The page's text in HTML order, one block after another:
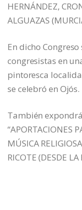
HERNÁNDEZ,
ALGUAZAS
En dicho
congresistas en
pintoresca
se celebró en Ojós.
También
“APORTACIONES
MÚSICA
RICOTE (DESDE